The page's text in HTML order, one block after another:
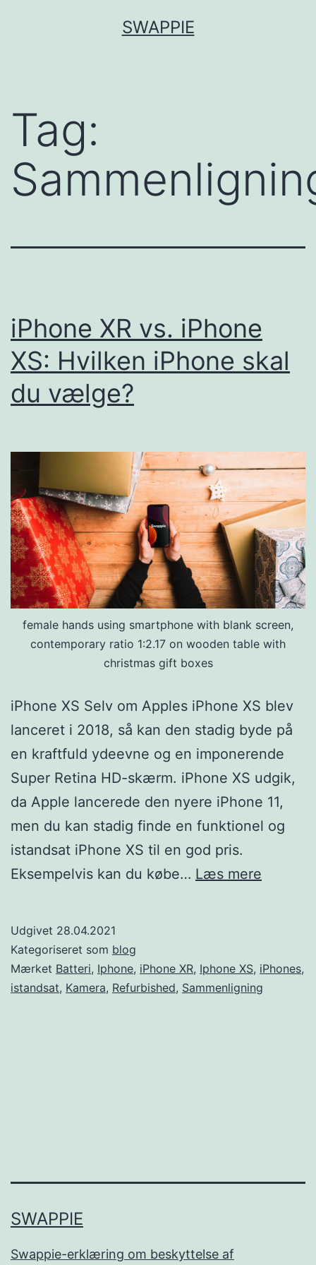
SWAPPIE
Tag:
iPhone XR vs. iPhone
XS: Hvilken iPhone skal
du vælge?
female hands using smartphone with blank screen,
contemporary ratio 1:2.17 on wooden table with
christmas gift boxes
iPhone XS Selv om Apples iPhone XS blev
lanceret i 2018, så kan den stadig byde på
en kraftfuld ydeevne og en imponerende
Super Retina HD-skærm. iPhone XS udgik,
da Apple lancerede den nyere iPhone 11,
men du kan stadig finde en funktionel og
istandsat iPhone XS til en god pris.
Eksempelvis kan du købe… Læs mere
XS:
Hvilken
Udgivet 28.04.2021
Kategoriseret som blog
Mærket Batteri, Iphone, iPhone XR, Iphone XS, iPhones,
istandsat, Kamera, Refurbished, Sammenligning
SWAPPIE
Swappie-erklæring om beskyttelse af